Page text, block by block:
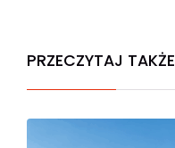
PRZECZYTAJ TAKŻE